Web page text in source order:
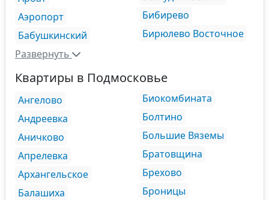
Аэропорт
Бабушкинский
Бибирево
Бирюлево Восточное
Развернуть
Квартиры в Подмосковье
Ангелово
Андреевка
Аничково
Апрелевка
Архангельское
Балашиха
Биокомбината
Болтино
Большие Вяземы
Братовщина
Брехово
Броницы